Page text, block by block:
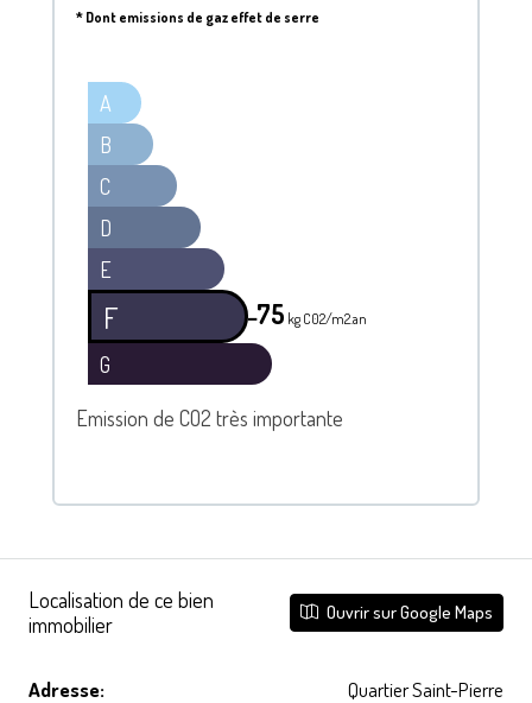
*Dont emissions de gaz effet de serre
A
B
C
D
E
F ━75 kg C02/m2.an
G
Emission de CO2 très importante
Localisation de ce bien
immobilier
Ouvrir sur Google Maps
Adresse:
Quartier Saint-Pierre